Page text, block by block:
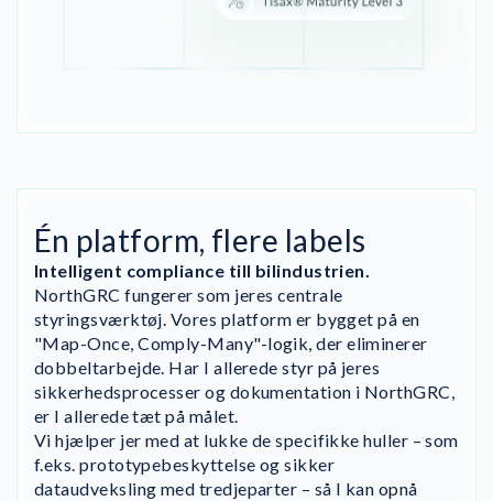
Én platform, flere labels
Intelligent compliance till bilindustrien.
NorthGRC fungerer som jeres centrale
styringsværktøj. Vores platform er bygget på en
"Map-Once, Comply-Many"-logik, der eliminerer
dobbeltarbejde. Har I allerede styr på jeres
sikkerhedsprocesser og dokumentation i NorthGRC,
er I allerede tæt på målet.
Vi hjælper jer med at lukke de specifikke huller – som
f.eks. prototypebeskyttelse og sikker
dataudveksling med tredjeparter – så I kan opnå